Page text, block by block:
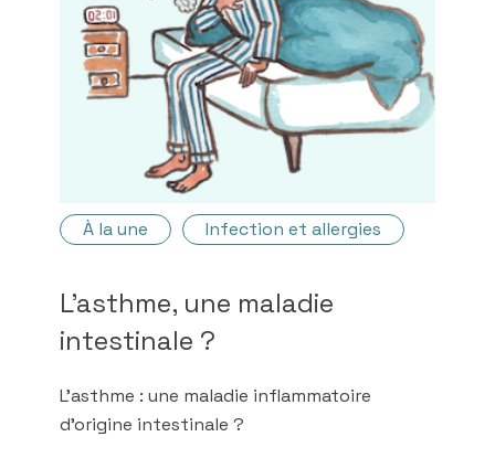
À la une Infection et allergies
L’asthme, une maladie
intestinale ?
L’asthme : une maladie inflammatoire
d’origine intestinale ?